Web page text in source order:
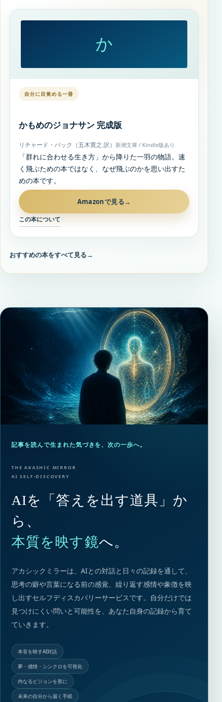
か
自分に目覚める一冊
かもめのジョナサン 完成版
リチャード・バック（五木寛之 訳） 新潮文庫 / Kindle版あり
「群れに合わせる生き方」から降りた一羽の物語。速
く飛ぶための本ではなく、なぜ飛ぶのかを思い出すた
めの本です。
Amazonで見る→
この本について
おすすめの本をすべて見る→
記事を読んで生まれた気づきを、次の一歩へ。
THE AKASHIC MIRROR
AI SELF-DISCOVERY
AIを「答えを出す道具」か
ら、
本質を映す鏡へ。
アカシックミラーは、AIとの対話と日々の記録を通して、
思考の癖や言葉になる前の感覚、繰り返す感情や象徴を映
し出すセルフディスカバリーサービスです。自分だけでは
見つけにくい問いと可能性を、あなた自身の記録から育て
ていきます。
本音を映すAI対話
夢・感情・シンクロを可視化
内なるビジョンを形に
未来の自分から届く手紙